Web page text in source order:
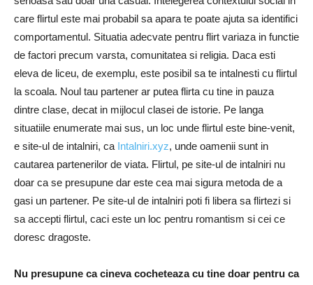
care flirtul este mai probabil sa apara te poate ajuta sa identifici
comportamentul. Situatia adecvate pentru flirt variaza in functie
de factori precum varsta, comunitatea si religia. Daca esti
eleva de liceu, de exemplu, este posibil sa te intalnesti cu flirtul
la scoala. Noul tau partener ar putea flirta cu tine in pauza
dintre clase, decat in mijlocul clasei de istorie. Pe langa
situatiile enumerate mai sus, un loc unde flirtul este bine-venit,
e site-ul de intalniri, ca Intalniri.xyz, unde oamenii sunt in
cautarea partenerilor de viata. Flirtul, pe site-ul de intalniri nu
doar ca se presupune dar este cea mai sigura metoda de a
gasi un partener. Pe site-ul de intalniri poti fi libera sa flirtezi si
sa accepti flirtul, caci este un loc pentru romantism si cei ce
doresc dragoste.
Nu presupune ca cineva cocheteaza cu tine doar pentru ca